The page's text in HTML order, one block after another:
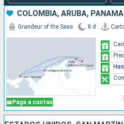
COLOMBIA, ARUBA, PANAMÁ
Paga a cuotas
Grandeur of the Seas 8 d